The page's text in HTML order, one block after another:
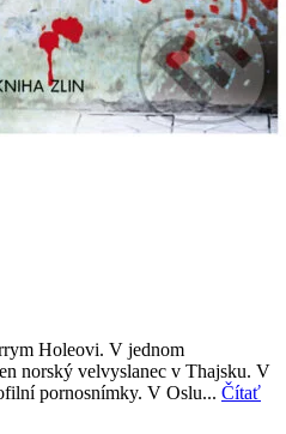
Holeovi. V jednom
norský velvyslanec v Thajsku. V
pornosnímky. V Oslu... Čítať